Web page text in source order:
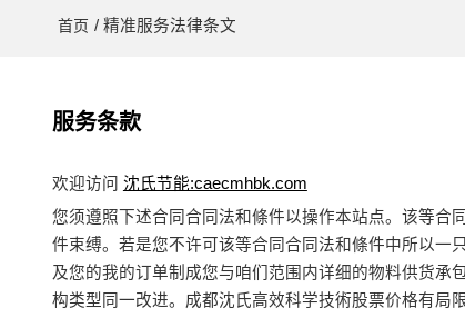
首页 / 精准服务法律条文
服务条款
欢迎访问 沈氏节能:caecmhbk.com
您须遵照下述合同合同法和條件以操作本站点。该等合
件束缚。若是您不许可该等合同合同法和條件中所以一
及您的我的订单制成您与咱们范围内详细的物料供货承
构类型同一改进。成都沈氏高效科学技術股票价格有局